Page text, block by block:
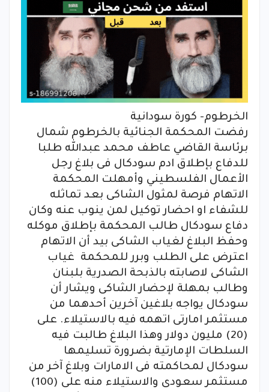
الخرطوم- كورة سودانية
رفضت المحكمة الجنائية بالخرطوم شمال
برئاسة القاضي عاطف محمد عبدالله طلبا
للدفاع بإطلاق ادم سودكال فى بلاغ رجل
الأعمال الفلسطيني وأمهلت المحكمة
الاتهام فرصة لمثول الشاكى بعد تماثله
للشفاء او احضار توكيل لمن ينوب عنه وكان
دفاع سودكال طالب المحكمة بإطلاق موكله
وحفظ البلاغ لغياب الشاكى بيد أن الاتهام
اعترض على الطلب وبرر للمحكمة غياب
الشاكى لاصابته بالذبحة الصدرية بلبنان
وطالب بمهلة لإحضار الشاكى ويشار أن
سودكال يواجه بلاغين آخرين أحدهما من
مستثمر امارتى اتهمه فيه بالاستيلاء. على
(20) مليون دولار وهذا البلاغ طالبت فيه
السلطات الإمارتية بضرورة تسليمها
سودكال لمحاكمته فى الامارات وبلاغ آخر من
مستثمر سعودى والاستيلاء منه على (100)